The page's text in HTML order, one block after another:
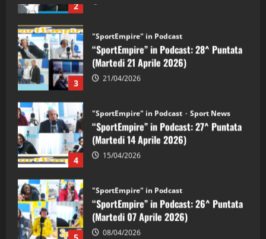
3
(Martedi 21 Aprile 2026)
21/04/2026
4
(Martedi 14 Aprile 2026)
15/04/2026
5
(Martedi 07 Aprile 2026)
08/04/2026